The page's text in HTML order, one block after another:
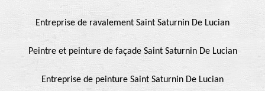
Entreprise de ravalement Saint Saturnin De Lucian
Peintre et peinture de façade Saint Saturnin De Lucian
Entreprise de peinture Saint Saturnin De Lucian